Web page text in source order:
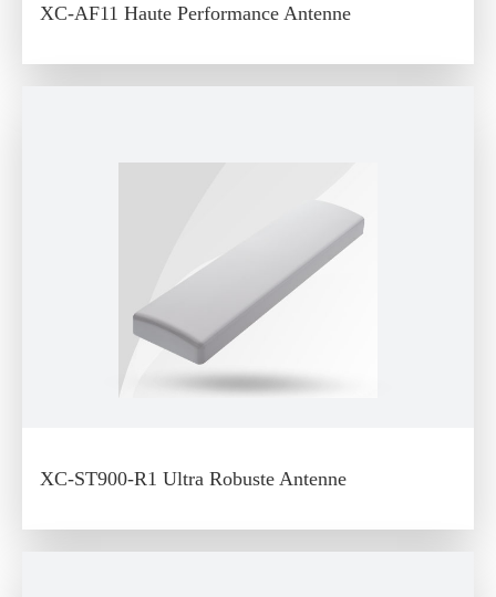
XC-AF11 Haute Performance Antenne
XC-ST900-R1 Ultra Robuste Antenne